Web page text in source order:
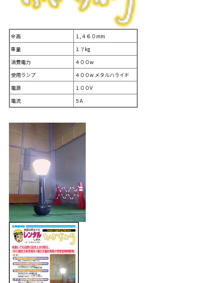
全高
１,４６０mm
重量
１７kg
消費電力
４００w
使用ランプ
４００w メタルハライド
電源
１００V
電流
５A